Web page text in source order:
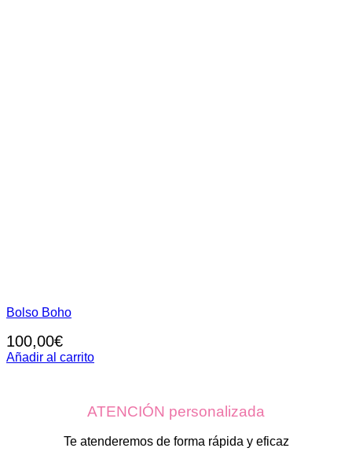
Bolso Boho
100,00€
Añadir al carrito
ATENCIÓN personalizada
Te atenderemos de forma rápida y eficaz